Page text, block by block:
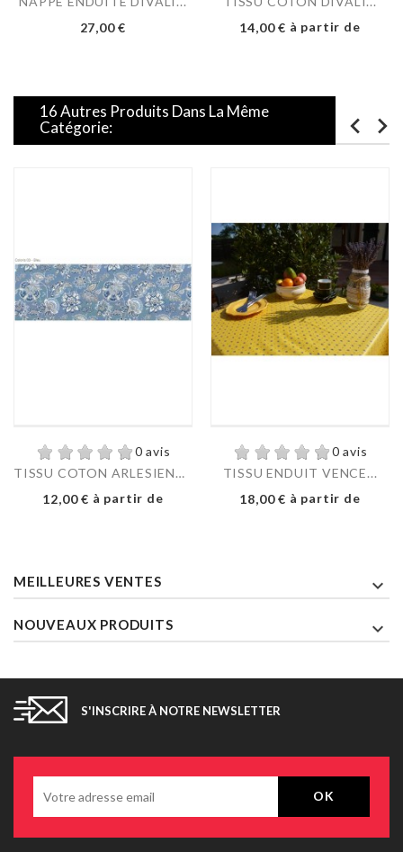
Prix
27,00 €
Prix
14,00 € à partir de
16 Autres Produits Dans La Même
Catégorie:
0 avis
TISSU COTON ARLESIENNE...
Prix
12,00 € à partir de
0 avis
TISSU ENDUIT VENCE...
Prix
18,00 € à partir de
MEILLEURES VENTES 
NOUVEAUX PRODUITS 
S'INSCRIRE À NOTRE NEWSLETTER